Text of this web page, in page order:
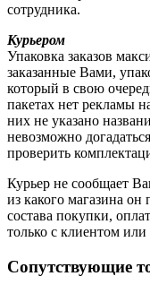
сотрудника.
Курьером
Упаковка заказов
заказанные Вами,
который в свою
пакетах нет рекламы
них не указано
невозможно
проверить
Курьер не сообщает
из какого магазина
состава покупки,
только с клиентом
Сопутствующие